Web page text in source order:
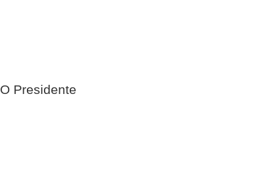
O Presidente